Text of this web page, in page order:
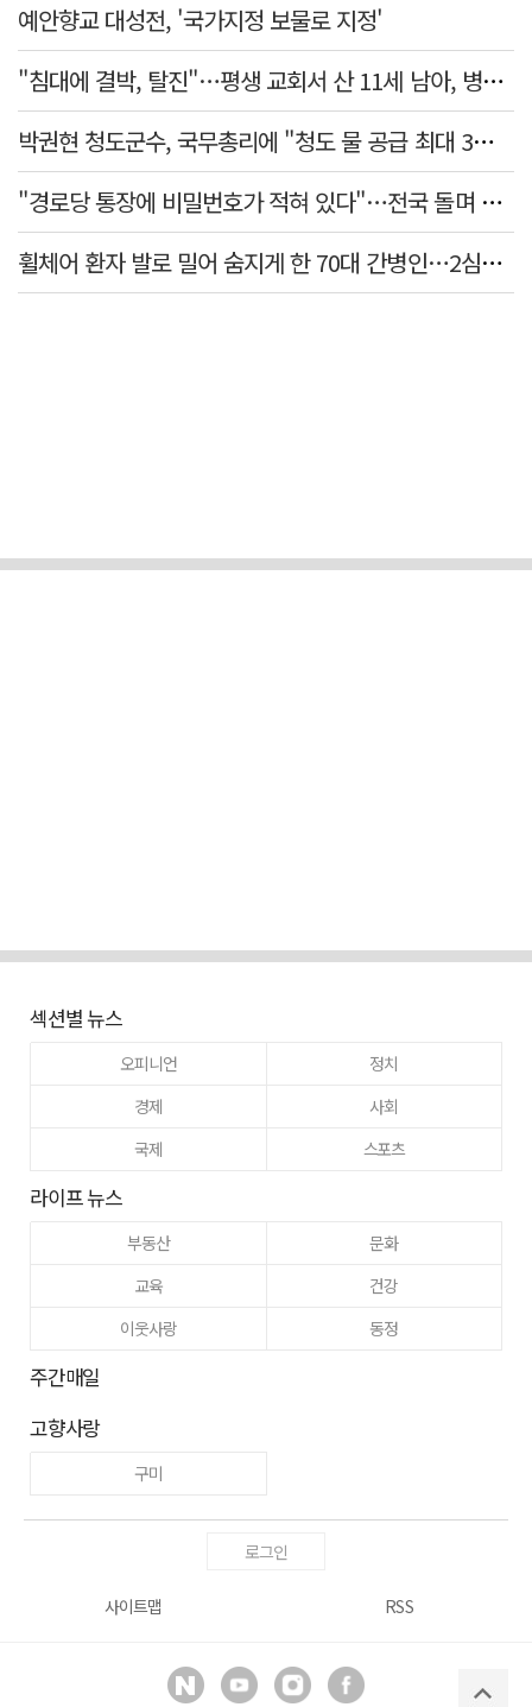
예안향교 대성전, '국가지정 보물로 지정'
"침대에 결박, 탈진"…평생 교회서 산 11세 남아, 병원 이송 끝 숨져
박권현 청도군수, 국무총리에 "청도 물 공급 최대 3만t 늘려달라"
"경로당 통장에 비밀번호가 적혀 있다"…전국 돌며 경로당 13곳 턴 30대 구속
휠체어 환자 발로 밀어 숨지게 한 70대 간병인…2심도 집행유예
섹션별 뉴스
오피니언
정치
경제
사회
국제
스포츠
라이프 뉴스
부동산
문화
교육
건강
이웃사랑
동정
주간매일
고향사랑
구미
로그인
사이트맵 RSS